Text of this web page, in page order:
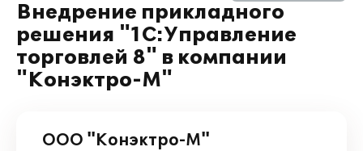
Внедрение прикладного
решения "1С:Управление
торговлей 8" в компании
"Конэктро-М"
ООО "Конэктро-М"